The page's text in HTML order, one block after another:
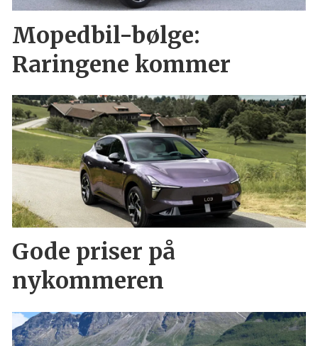
Mopedbil-bølge:
Raringene kommer
Gode priser på
nykommeren